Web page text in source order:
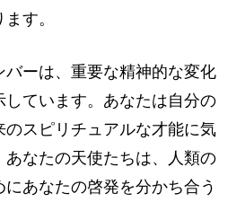
す。
バーは、重要な精神的な変化
しています。あなたは自分の
スピリチュアルな才能に気
なたの天使たちは、人類の
あなたの啓発を分かち合う